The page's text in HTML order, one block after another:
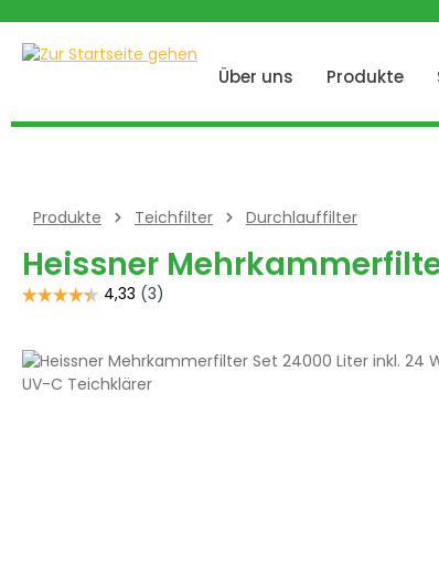
Zur Hauptnavigation springen
Über uns Produkte
Produkte Teichfilter Durchlauffilter
Heissner
Bildergalerie überspringen